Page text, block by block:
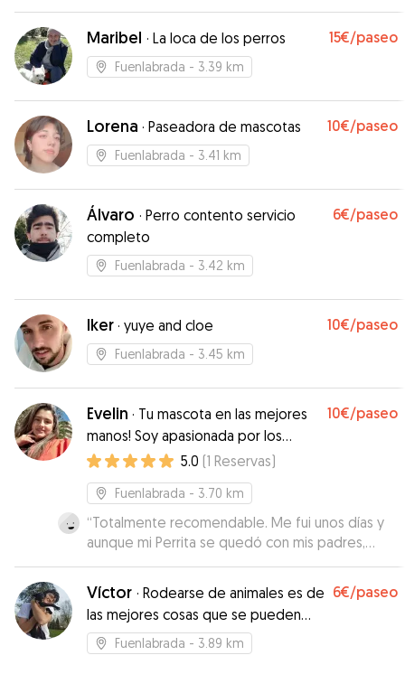
Maribel · La loca de los perros 15€/paseo
Fuenlabrada - 3.39 km
Lorena · Paseadora de mascotas 10€/paseo
Fuenlabrada - 3.41 km
Álvaro · Perro contento servicio
completo
6€/paseo
Fuenlabrada - 3.42 km
Iker · yuye and cloe 10€/paseo
Fuenlabrada - 3.45 km
Evelin · Tu mascota en las mejores
manos! Soy apasionada por los
animales
10€/paseo
5.0 (1 Reservas)
Fuenlabrada - 3.70 km
“Totalmente recomendable. Me fui unos días y
aunque mi Perrita se quedó con mis padres,
ellos son mayores y hablé con Evelin para q la
sacase a la calle. Muy bien. Responsable y
puntual.
Víctor · Rodearse de animales es de
las mejores cosas que se pueden
hacer!!
6€/paseo
Fuenlabrada - 3.89 km